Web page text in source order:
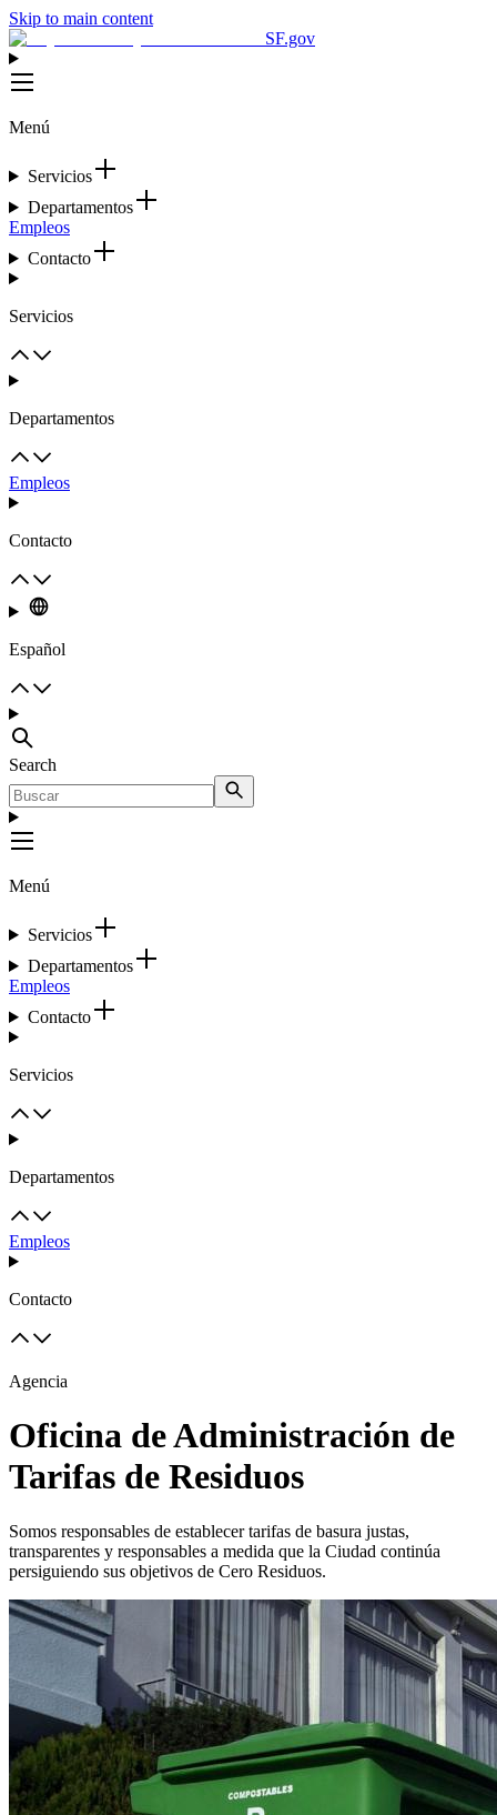
Skip to main content
SF.gov
Menú
Servicios
Departamentos
Empleos
Contacto
Servicios
Departamentos
Empleos
Contacto
Español
Search
Menú
Servicios
Departamentos
Empleos
Contacto
Servicios
Departamentos
Empleos
Contacto
Agencia
Oficina de Administración de
Tarifas de Residuos
Somos responsables de establecer tarifas de basura justas,
transparentes y responsables a medida que la Ciudad continúa
persiguiendo sus objetivos de Cero Residuos.